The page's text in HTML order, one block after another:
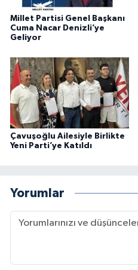
Millet Partisi Genel Başkanı
Cuma Nacar Denizli’ye
Geliyor
Çavuşoğlu Ailesiyle Birlikte
Yeni Parti’ye Katıldı
Yorumlar